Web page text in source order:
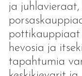
ja juhlavieraat,
hevosia ja
tapahtumia